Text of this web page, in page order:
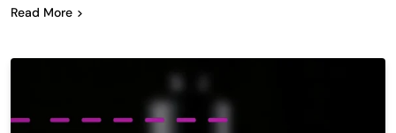
Read More